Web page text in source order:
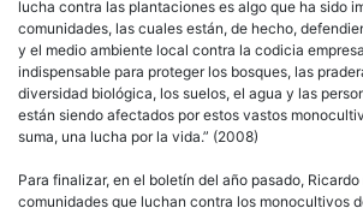
lucha contra las plantaciones es algo que ha sido
comunidades, las cuales están, de hecho,
y el medio ambiente local contra la codicia
indispensable para proteger los bosques, las
diversidad biológica, los suelos, el agua y las
están siendo afectados por estos vastos
suma, una lucha por la vida.” (2008)
Para finalizar, en el boletín del año pasado,
comunidades que luchan contra los monocultivos